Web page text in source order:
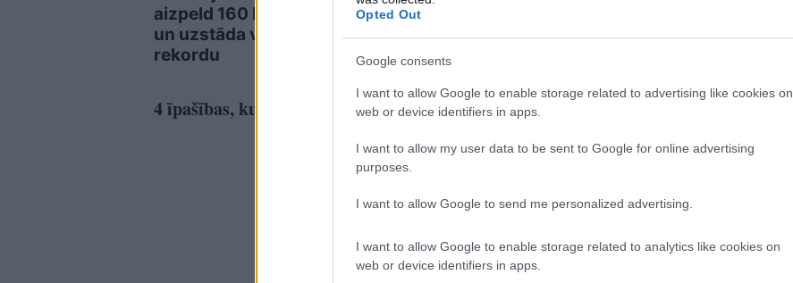
Opted Out
Google consents
I want to allow Google to enable storage related to advertising like cookies on
web or device identifiers in apps.
I want to allow my user data to be sent to Google for online advertising
purposes.
I want to allow Google to send me personalized advertising.
I want to allow Google to enable storage related to analytics like cookies on
web or device identifiers in apps.
aizpeld 160 kilometrus
un uzstāda vēsturisku
rekordu
4 īpašības, kuras eksperti izcēluši, kā visspēcīgākās un vismagnētiskākās